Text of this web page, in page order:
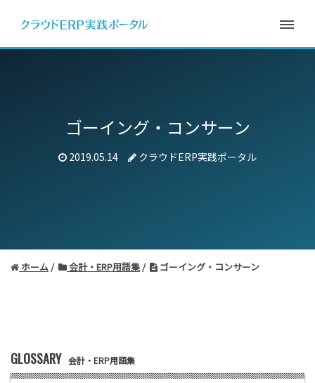
ゴーイング・コンサーン
2019.05.14 クラウドERP実践ポータル
ホーム 会計・ERP用語集 ゴーイング・コンサーン
GLOSSARY 会計・ERP用語集